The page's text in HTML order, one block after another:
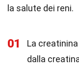
la salute dei reni.
01
La
dalla